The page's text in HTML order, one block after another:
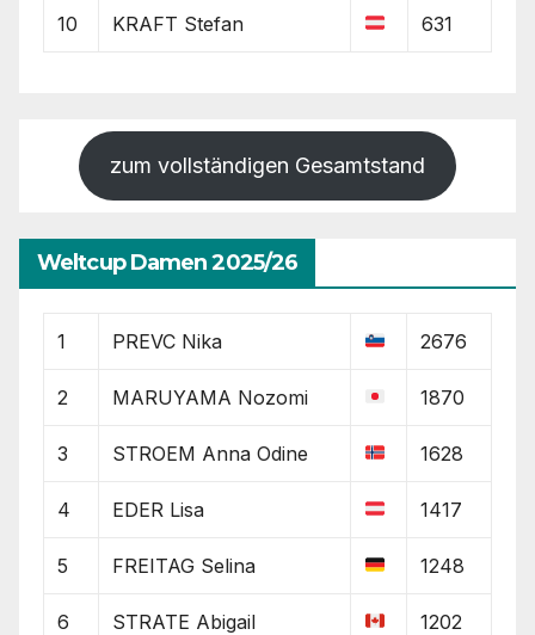
10 KRAFT Stefan 631
zum vollständigen Gesamtstand
Weltcup Damen 2025/26
1 PREVC Nika 2676
2 MARUYAMA Nozomi 1870
3 STROEM Anna Odine 1628
4 EDER Lisa 1417
5 FREITAG Selina 1248
6 STRATE Abigail 1202